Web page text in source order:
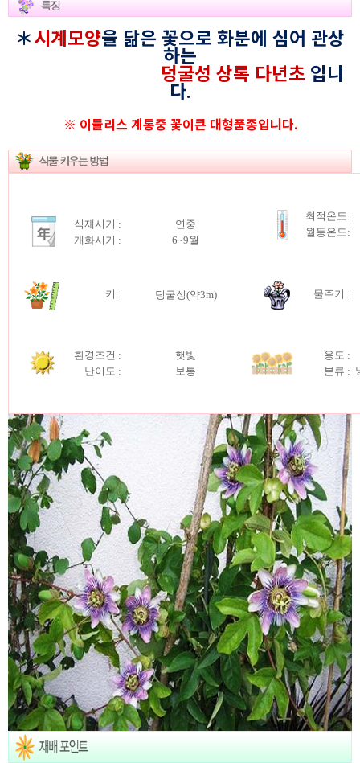
＊시계모양을 닮은 꽃으로 화분에 심어 관상
하는
덩굴성 상록 다년초 입니
다.
※ 이둘리스 계통중 꽃이큰 대형품종입니다.
식재시기 :
개화시기 :
연중
6~9월
최적온도:
월동온도:
키 : 덩굴성(약3m) 물주기 :
환경조건 :
난이도 :
햇빛
보통
용도 :
분류 :